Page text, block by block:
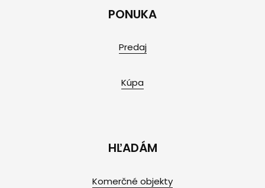
PONUKA
Predaj
Kúpa
HĽADÁM
Komerčné objekty